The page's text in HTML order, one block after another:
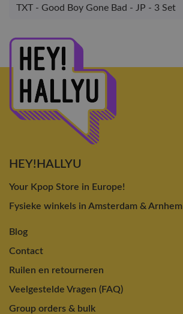
TXT - Good Boy Gone Bad - JP - 3 Set
HEY!HALLYU
Your Kpop Store in Europe!
Fysieke winkels in Amsterdam & Arnhem
Blog
Contact
Ruilen en retourneren
Veelgestelde Vragen (FAQ)
Group orders & bulk